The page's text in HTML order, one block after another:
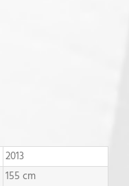
2013
155 cm